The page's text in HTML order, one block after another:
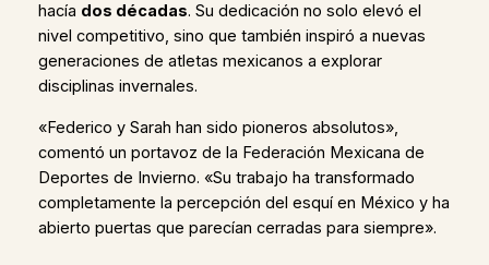
hacía dos décadas. Su dedicación no solo elevó el
nivel competitivo, sino que también inspiró a nuevas
generaciones de atletas mexicanos a explorar
disciplinas invernales.
«Federico y Sarah han sido pioneros absolutos»,
comentó un portavoz de la Federación Mexicana de
Deportes de Invierno. «Su trabajo ha transformado
completamente la percepción del esquí en México y ha
abierto puertas que parecían cerradas para siempre».